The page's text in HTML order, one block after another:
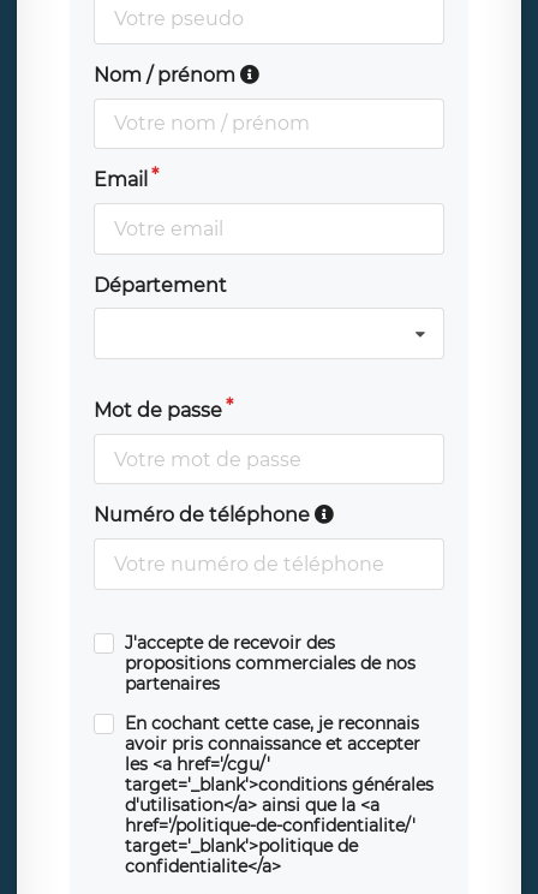
Nom / prénom
Email
Département
Mot de passe
Numéro de téléphone
J'accepte de recevoir des
propositions commerciales de nos
partenaires
En cochant cette case, je reconnais
avoir pris connaissance et accepter
les <a href='/cgu/'
target='_blank'>conditions générales
d'utilisation</a> ainsi que la <a
href='/politique-de-confidentialite/'
target='_blank'>politique de
confidentialite</a>